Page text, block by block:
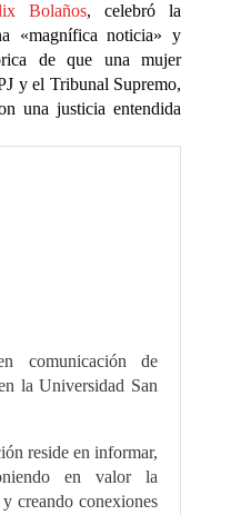
Bolaños, celebró la
«magnífica noticia» y
de que una mujer
y el Tribunal Supremo,
una justicia entendida
comunicación de
la Universidad San
reside en informar,
en valor la
creando conexiones